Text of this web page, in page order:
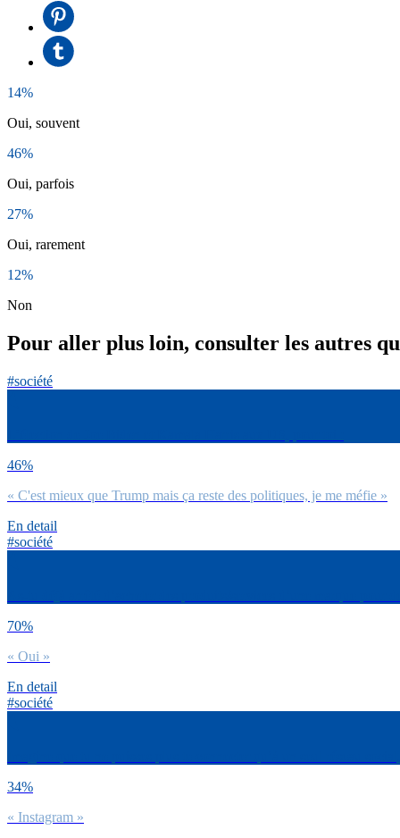
14%
Oui, souvent
46%
Oui, parfois
27%
Oui, rarement
12%
Non
Pour aller plus loin, consulter les autres
#société
46%
« C'est mieux que Trump mais ça reste des politiques, je me méfie »
En detail
#société
70%
« Oui »
En detail
#société
34%
« Instagram »